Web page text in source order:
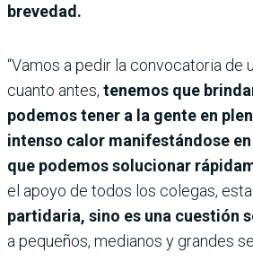
brevedad.
“Vamos a pedir la convocatoria de
cuanto antes, tenemos que
podemos tener a la gente en
intenso calor manifestándose
que podemos solucionar
el apoyo de todos los colegas, esta
partidaria, sino es una cuestión
a pequeños, medianos y grandes